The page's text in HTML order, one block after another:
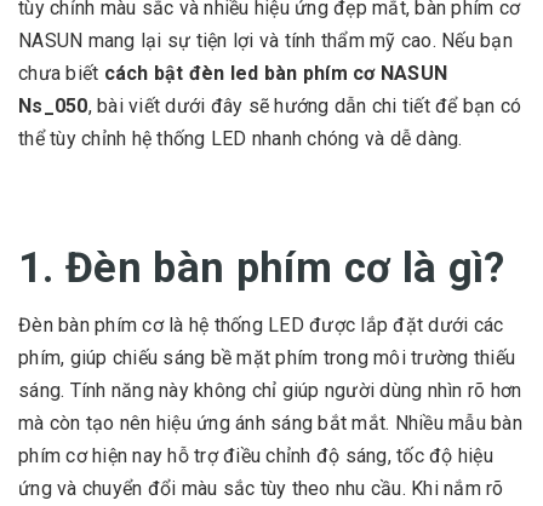
tùy chỉnh màu sắc và nhiều hiệu ứng đẹp mắt, bàn phím cơ
NASUN mang lại sự tiện lợi và tính thẩm mỹ cao. Nếu bạn
chưa biết cách bật đèn led bàn phím cơ NASUN
Ns_050, bài viết dưới đây sẽ hướng dẫn chi tiết để bạn có
thể tùy chỉnh hệ thống LED nhanh chóng và dễ dàng.
1. Đèn bàn phím cơ là gì?
Đèn bàn phím cơ là hệ thống LED được lắp đặt dưới các
phím, giúp chiếu sáng bề mặt phím trong môi trường thiếu
sáng. Tính năng này không chỉ giúp người dùng nhìn rõ hơn
mà còn tạo nên hiệu ứng ánh sáng bắt mắt. Nhiều mẫu bàn
phím cơ hiện nay hỗ trợ điều chỉnh độ sáng, tốc độ hiệu
ứng và chuyển đổi màu sắc tùy theo nhu cầu. Khi nắm rõ